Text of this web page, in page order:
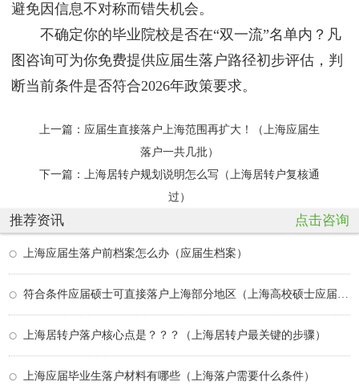
避免因信息不对称而错失机会。
不确定你的毕业院校是否在“双一流”名单内？凡
图咨询可为你免费提供应届生落户路径初步评估，判
断当前条件是否符合2026年政策要求。
上一篇： 应届生直接落户上海范围再扩大！（上海应届生
落户一共几批）
下一篇：
上海居转户规划说明怎么写（上海居转户复核通
过）
推荐资讯 点击咨询
上海应届生落户前档案怎么办（应届生档案）
上海居转户落户核心点是？？？（上海居转户最关键的步骤）
上海应届毕业生落户材料有哪些（上海落户需要什么条件）